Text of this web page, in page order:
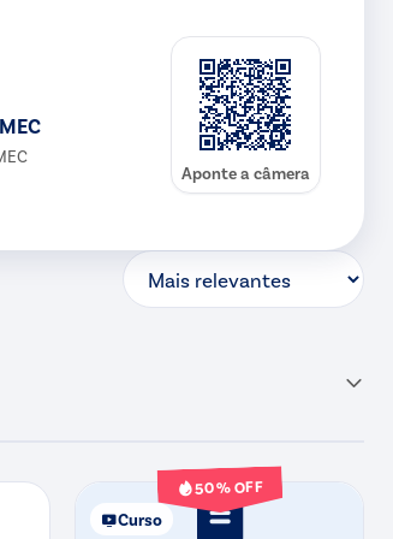
Aponte a câmera
50% OFF
Curso